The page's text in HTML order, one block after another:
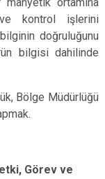
kontrol işlerini
doğruluğunu
bilgisi dahilinde
Bölge Müdürlüğü
Görev ve